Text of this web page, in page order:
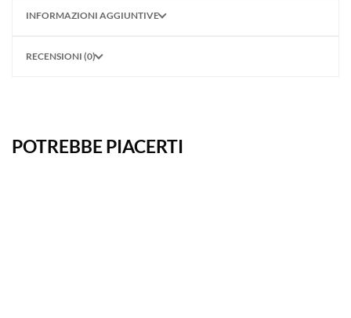
INFORMAZIONI AGGIUNTIVE
RECENSIONI (0)
POTREBBE PIACERTI